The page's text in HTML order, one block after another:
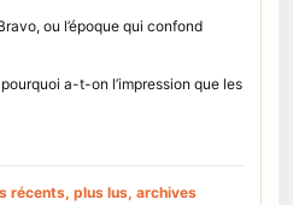
ou l’époque qui confond
a-t-on l’impression que les
récents, plus lus, archives